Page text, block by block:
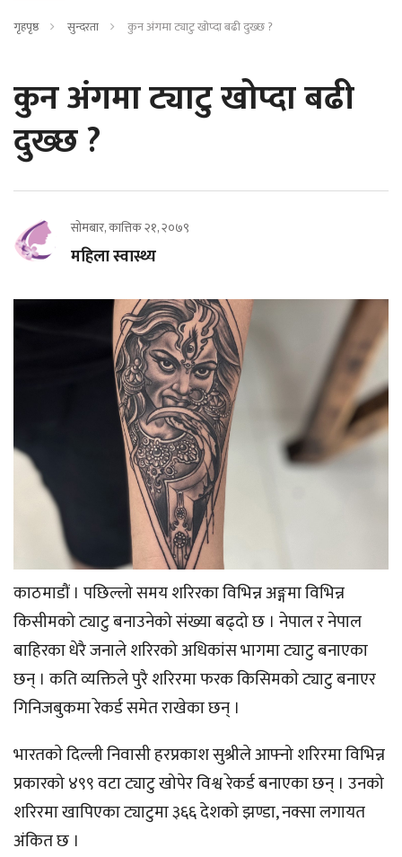
गृहपृष्ठ सुन्दरता कुन अंगमा ट्याटु खोप्दा बढी दुख्छ ?
कुन अंगमा ट्याटु खोप्दा बढी
दुख्छ ?
सोमबार, कात्तिक २१, २०७९
महिला स्वास्थ्य
काठमाडौं । पछिल्लो समय शरिरका विभिन्न अङ्गमा विभिन्न
किसीमको ट्याटु बनाउनेको संख्या बढ्दो छ । नेपाल र नेपाल
बाहिरका धेरै जनाले शरिरको अधिकांस भागमा ट्याटु बनाएका
छन् । कति व्यक्तिले पुरै शरिरमा फरक किसिमकाे ट्याटु बनाएर
गिनिजबुकमा रेकर्ड समेत राखेका छन् ।
भारतकाे दिल्ली निवासी हरप्रकाश सुश्रीले आफ्नो शरिरमा विभिन्न
प्रकारको ४९९ वटा ट्याटु खोपेर विश्व रेकर्ड बनाएका छन् । उनको
शरिरमा खापिएका ट्याटुमा ३६६ देशको झण्डा, नक्सा लगायत
अंकित छ ।